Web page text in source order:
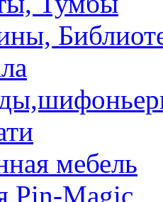
мебель
Pin-Magic